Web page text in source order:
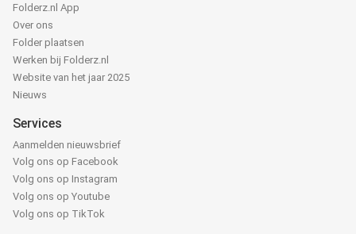
Folderz.nl App
Over ons
Folder plaatsen
Werken bij Folderz.nl
Website van het jaar 2025
Nieuws
Services
Aanmelden nieuwsbrief
Volg ons op Facebook
Volg ons op Instagram
Volg ons op Youtube
Volg ons op TikTok